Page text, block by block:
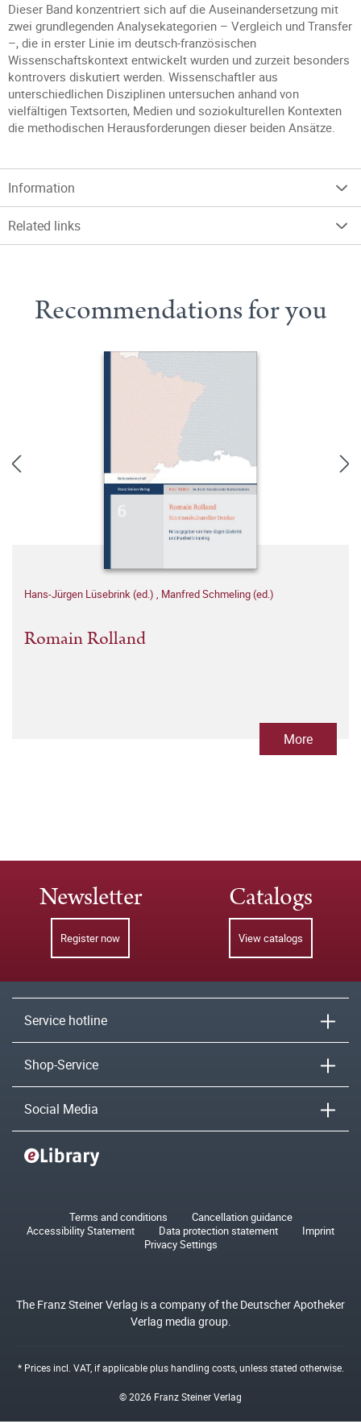
Dieser Band konzentriert sich auf die Auseinandersetzung mit
zwei grundlegenden Analysekategorien – Vergleich und Transfer
–, die in erster Linie im deutsch-französischen
Wissenschaftskontext entwickelt wurden und zurzeit besonders
kontrovers diskutiert werden. Wissenschaftler aus
unterschiedlichen Disziplinen untersuchen anhand von
vielfältigen Textsorten, Medien und soziokulturellen Kontexten
die methodischen Herausforderungen dieser beiden Ansätze.
Information
Related links
Recommendations for you
Hans-Jürgen Lüsebrink (ed.) , Manfred Schmeling (ed.)
Romain Rolland
More
Newsletter
Register now
Catalogs
View catalogs
Service hotline
Shop-Service
Social Media
Terms and conditions
Cancellation guidance
Accessibility Statement
Data protection statement
Imprint
Privacy Settings
The Franz Steiner Verlag is a company of the Deutscher Apotheker
Verlag media group.
* Prices incl. VAT, if applicable plushandling costs, unless stated otherwise.
© 2026 Franz Steiner Verlag